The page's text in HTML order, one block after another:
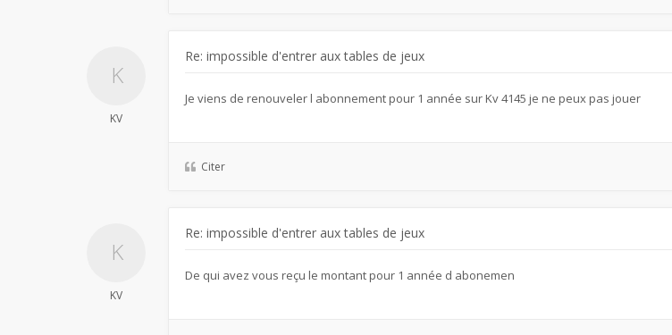
KV
Re: impossible d'entrer aux tables de jeux
Je viens de renouveler l abonnement pour 1 année sur Kv 4145 je ne peux pas jouer
Citer
KV
Re: impossible d'entrer aux tables de jeux
De qui avez vous reçu le montant pour 1 année d abonemen